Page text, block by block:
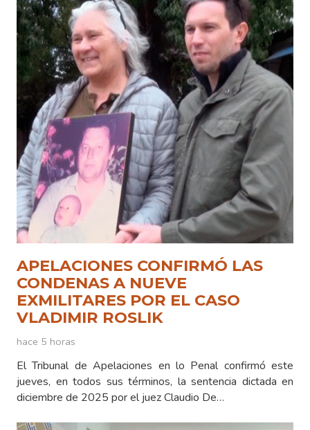
APELACIONES CONFIRMÓ LAS
CONDENAS A NUEVE
EXMILITARES POR EL CASO
VLADIMIR ROSLIK
hace 5 horas
El Tribunal de Apelaciones en lo Penal confirmó este
jueves, en todos sus términos, la sentencia dictada en
diciembre de 2025 por el juez Claudio De…